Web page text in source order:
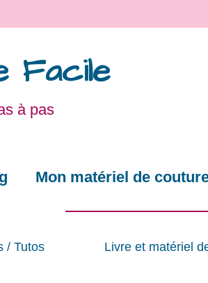
Facile
à pas
Mon matériel de
/ Tutos Livre et matériel